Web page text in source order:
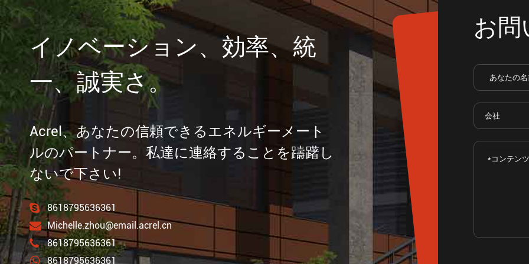
イノベーション、効率、統
一、誠実さ。
Acrel、あなたの信頼できるエネルギーメート
ルのパートナー。私達に連絡することを躊躇し
ないで下さい!
8618795636361
Michelle.zhou@email.acrel.cn
8618795636361
8618795636361
お問